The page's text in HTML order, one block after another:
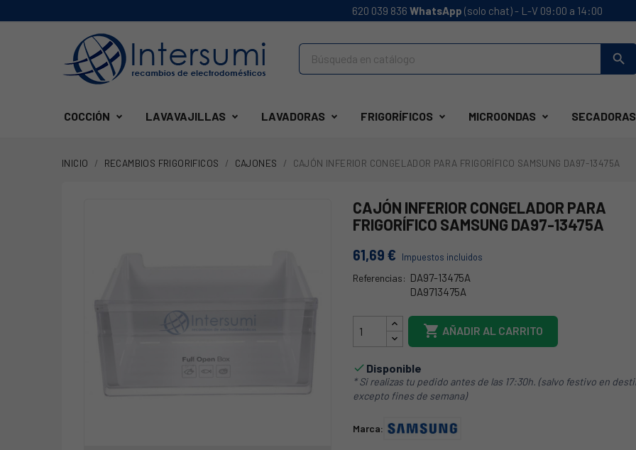
620 039 836 WhatsApp (solo chat) - L-V 09:00 a 14:00
search
COCCIÓN LAVAVAJILLAS LAVADORAS FRIGORÍFICOS MICROONDAS SECADORAS
INICIO RECAMBIOS FRIGORIFICOS CAJONES CAJÓN INFERIOR CONGELADOR PARA FRIGORÍFICO SAMSUNG DA97-13475A
CAJÓN INFERIOR CONGELADOR PARA
FRIGORÍFICO SAMSUNG DA97-13475A
61,69 € Impuestos incluidos
Referencias: DA97-13475A
DA9713475A
DA97-13475A
 AÑADIR AL CARRITO
 Disponible
* Si realizas tu pedido antes de las 17:30h. (salvo festivo en
excepto fines de semana)
Marca: